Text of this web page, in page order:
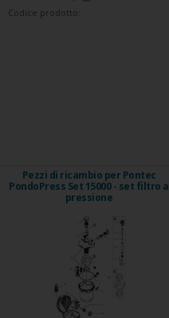
Codice prodotto:
Pezzi di ricambio per Pontec
PondoPress Set 15000 - set filtro a
pressione